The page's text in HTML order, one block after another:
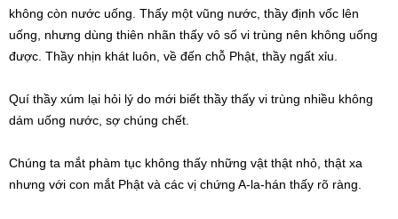
không còn nước uống. Thấy một vũng nước, thầy định vốc lên
uống, nhưng dùng thiên nhãn thấy vô số vi trùng nên không uống
được. Thầy nhịn khát luôn, về đến chỗ Phật, thầy ngất xỉu.
Quí thầy xúm lại hỏi lý do mới biết thầy thấy vi trùng nhiều không
dám uống nước, sợ chúng chết.
Chúng ta mắt phàm tục không thấy những vật thật nhỏ, thật xa
nhưng với con mắt Phật và các vị chứng A-la-hán thấy rõ ràng.